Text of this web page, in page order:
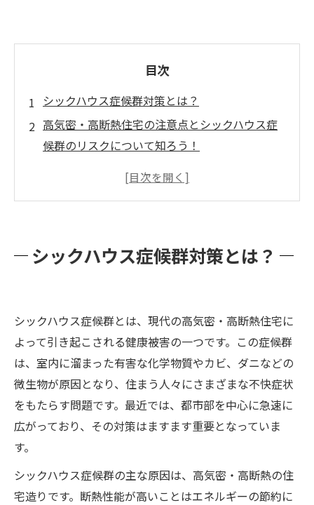
目次
シックハウス症候群対策とは？
高気密・高断熱住宅の注意点とシックハウス症
候群のリスクについて知ろう！
カビバスターズ福岡が提案する空気環境改善の
カビバスターズ福岡の経験豊富なスタッフがお
シックハウス症候群対策とは？
シックハウス症候群とは、現代の高気密・高断熱住宅に
よって引き起こされる健康被害の一つです。この症候群
は、室内に溜まった有害な化学物質やカビ、ダニなどの
微生物が原因となり、住まう人々にさまざまな不快症状
をもたらす問題です。最近では、都市部を中心に急速に
広がっており、その対策はますます重要となっていま
す。
シックハウス症候群の主な原因は、高気密・高断熱の住
宅造りです。断熱性能が高いことはエネルギーの節約に